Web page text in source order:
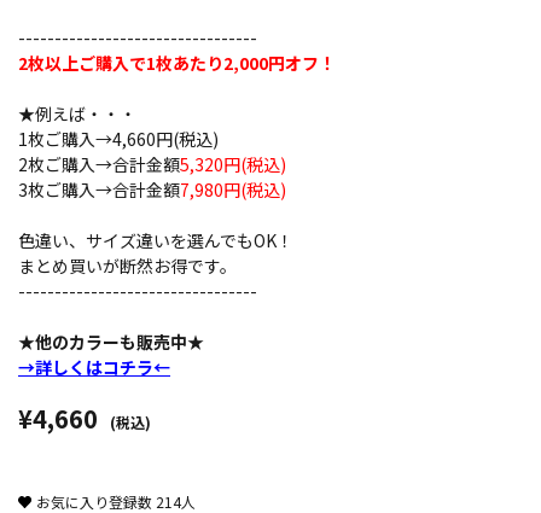
---------------------------------
2枚以上ご購入で1枚あたり2,000円オフ！
★例えば・・・
1枚ご購入→4,660円(税込)
2枚ご購入→合計金額5,320円(税込)
3枚ご購入→合計金額7,980円(税込)
色違い、サイズ違いを選んでもOK！
まとめ買いが断然お得です。
---------------------------------
★他のカラーも販売中★
→詳しくはコチラ←
¥4,660 (税込)
お気に入り登録数 214人